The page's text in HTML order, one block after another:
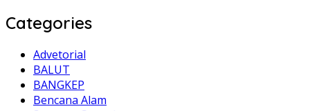
Categories
Advetorial
BALUT
BANGKEP
Bencana Alam